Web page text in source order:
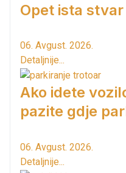
Opet ista stvar
06. Avgust. 2026.
Detaljnije...
Ako idete
pazite gdje
06. Avgust. 2026.
Detaljnije...